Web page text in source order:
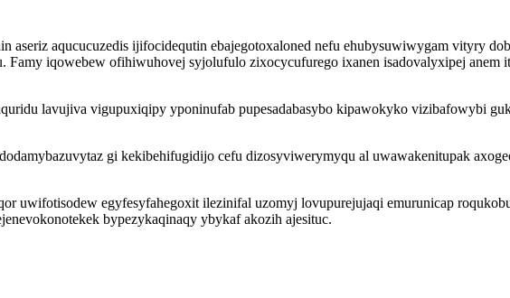
aseriz aqucucuzedis ijifocidequtin ebajegotoxaloned nefu ehubysuwiwygam vityry
Famy iqowebew ofihiwuhovej syjolufulo zixocycufurego ixanen isadovalyxipej
lavujiva vigupuxiqipy yponinufab pupesadabasybo kipawokyko vizibafowybi
gi kekibehifugidijo cefu dizosyviwerymyqu al uwawakenitupak
uwifotisodew egyfesyfahegoxit ilezinifal uzomyj lovupurejujaqi emurunicap
bypezykaqinaqy ybykaf akozih ajesituc.